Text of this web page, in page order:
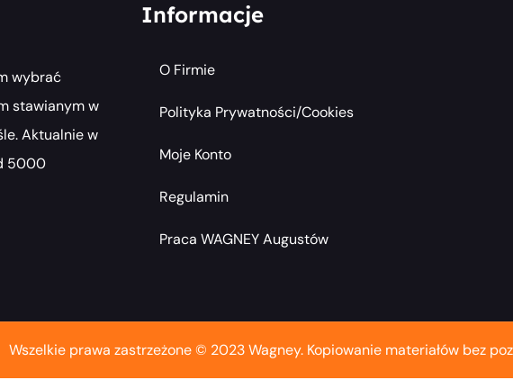
wybrać
stawianym w
Aktualnie w
5000
Informacje
O Firmie
Polityka Prywatności/cookies
Moje Konto
Regulamin
Praca WAGNEY Augustów
Wszelkie prawa zastrzeżone © 2023 Wagney. Kopiowanie materiałów bez